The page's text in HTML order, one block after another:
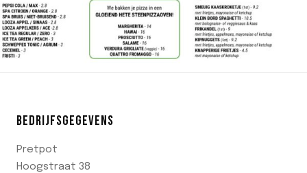
BEDRIJFSGEGEVENS
Pretpot
Hoogstraat 38